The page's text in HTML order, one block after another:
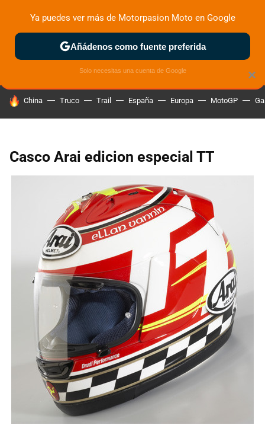
ZONA DE PRUEBAS DEPORTIVAS MOTOS ELÉCTRICAS
HOY SE HABLA DE
China Truco Trail España Europa MotoGP
Casco Arai edicion especial TT
×
Ya puedes ver más de Motorpasion Moto en Google
Añádenos como fuente preferida
Solo necesitas una cuenta de Google